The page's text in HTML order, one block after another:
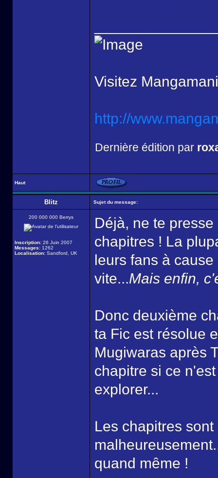
Visitez
http://
Dernière édition par
Haut
Blitz Sujet du message:
200 000 000 Berrys
Inscription: 26 Juin 2007
Messages: 1262
Localisation: Sandford, UK
Déjà, ne te
chapitres ! La
leurs fans à
vite...Mais enfin,
Donc deuxième
ta Fic est résolue
Mugiwaras après
chapitre si ce
explorer...
Les chapitres
quand même !